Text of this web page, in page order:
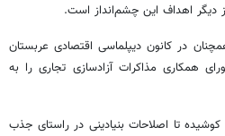
دیگر اهداف این چشم‌انداز است.
در کانون دیپلماسی اقتصادی عربستان
همکاری مذاکرات آزادسازی تجاری را به
تا اصلاحات بنیادینی در راستای جذب